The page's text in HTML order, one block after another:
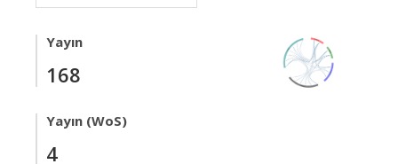
Yayın
168
Yayın (WoS)
4